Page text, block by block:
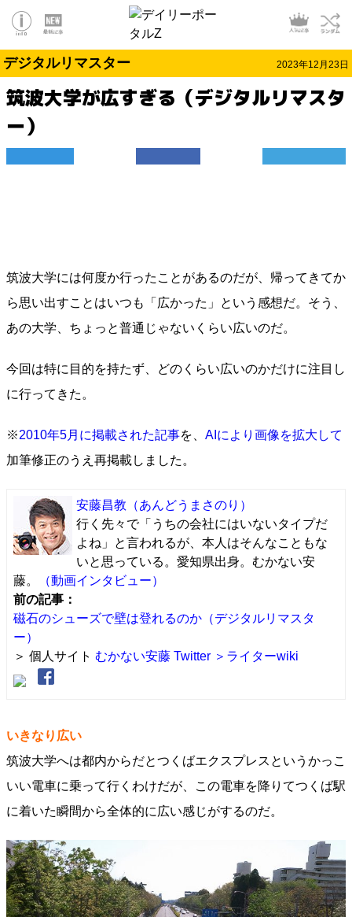
デジタルリマスター 2023年12月23日
筑波大学が広すぎる（デジタルリマスタ
ー）
筑波大学には何度か行ったことがあるのだが、帰ってきてか
ら思い出すことはいつも「広かった」という感想だ。そう、
あの大学、ちょっと普通じゃないくらい広いのだ。
今回は特に目的を持たず、どのくらい広いのかだけに注目し
に行ってきた。
※2010年5月に掲載された記事を、 AIにより画像を拡大して
加筆修正のうえ再掲載しました。
安藤昌教 （あんどうまさのり）
行く先々で「うちの会社にはいないタイプだ
よね」と言われるが、本人はそんなこともな
いと思っている。愛知県出身。むかない安
藤。
（動画インタビュー）
前の記事：
磁石のシューズで壁は登れるのか（デジタルリマスタ
ー）
＞ 個人サイト むかない安藤 Twitter ＞ライターwiki
いきなり広い
筑波大学へは都内からだとつくばエクスプレスというかっこ
いい電車に乗って行くわけだが、この電車を降りてつくば駅
に着いた瞬間から全体的に広い感じがするのだ。